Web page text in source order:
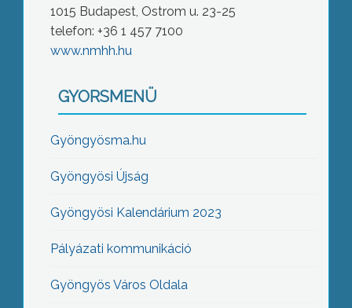
1015 Budapest, Ostrom u. 23-25
telefon: +36 1 457 7100
www.nmhh.hu
GYORSMENÜ
Gyöngyösma.hu
Gyöngyösi Újság
Gyöngyösi Kalendárium 2023
Pályázati kommunikáció
Gyöngyös Város Oldala